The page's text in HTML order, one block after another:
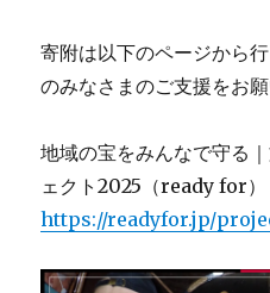
寄附は以下のページから
のみなさまのご支援をお願
地域の宝をみんなで守る
ェクト2025（ready for）
https://readyfor.jp/